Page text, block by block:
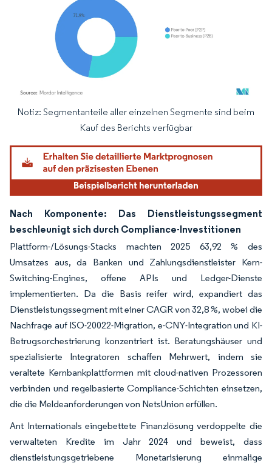
Bild © Mordor Intelligence. Wiederverwendung erfordert Namensnennung
Notiz: Segmentanteile aller einzelnen Segmente sind beim
Kauf des Berichts verfügbar
Nach Komponente: Das Dienstleistungssegment
beschleunigt sich durch Compliance-Investitionen
Plattform-/Lösungs-Stacks machten 2025 63,92 % des
Umsatzes aus, da Banken und Zahlungsdienstleister Kern-
Switching-Engines, offene APIs und Ledger-Dienste
implementierten. Da die Basis reifer wird, expandiert das
Dienstleistungssegment mit einer CAGR von 32,8 %, wobei die
Nachfrage auf ISO-20022-Migration, e-CNY-Integration und KI-
Betrugsorchestrierung konzentriert ist. Beratungshäuser und
spezialisierte Integratoren schaffen Mehrwert, indem sie
veraltete Kernbankplattformen mit cloud-nativen Prozessoren
verbinden und regelbasierte Compliance-Schichten einsetzen,
die die Meldeanforderungen von NetsUnion erfüllen.
Ant Internationals eingebettete Finanzlösung verdoppelte die
verwalteten Kredite im Jahr 2024 und beweist, dass
dienstleistungsgetriebene Monetarisierung einmalige